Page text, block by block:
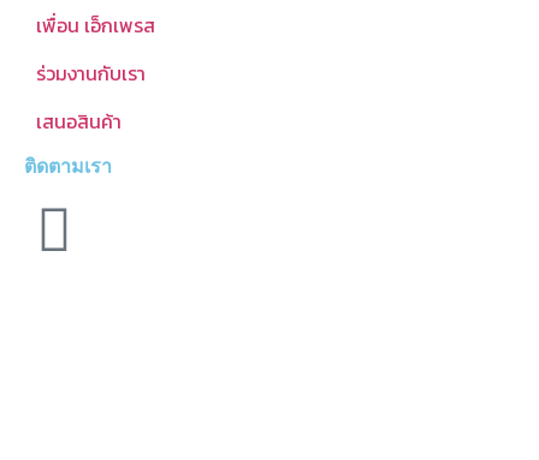
เพื่อน เอ็กเพรส
ร่วมงานกับเรา
เสนอสินค้า
ติดตามเรา